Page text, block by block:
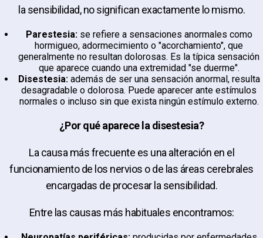
la sensibilidad, no significan exactamente lo mismo.
Parestesia:se refiere a sensaciones anormales como
hormigueo, adormecimiento o "acorchamiento", que
generalmente no resultan dolorosas. Es la típica sensación
que aparece cuando una extremidad "se duerme".
Disestesia:además de ser una sensación anormal, resulta
desagradable o dolorosa. Puede aparecer ante estímulos
normales o incluso sin que exista ningún estímulo externo.
¿Por qué aparece la disestesia?
La causa más frecuente es una alteración en el
funcionamiento de los nervios o de las áreas cerebrales
encargadas de procesar la sensibilidad.
Entre las causas más habituales encontramos: